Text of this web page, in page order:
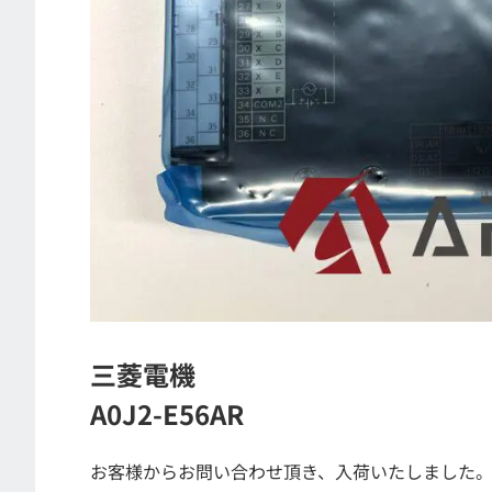
三菱電機
A0J2-E56AR
お客様からお問い合わせ頂き、入荷いたしました。